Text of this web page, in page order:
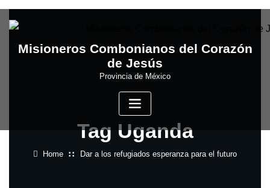
to
Misioneros Combonianos del Corazón
de Jesús
Provincia de México
Tag Uganda
Home Dar a los refugiados esperanza para el futuro